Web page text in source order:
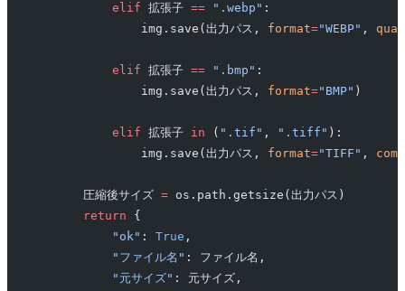
            elif
拡張子 == ".webp" :
                img.save(出力パス,
format="WEBP" ,
            elif
拡張子 == ".bmp" :
                img.save(出力パス,
format="BMP" )
            elif
拡張子 in ( ".tif" , ".tiff" ):
                img.save(出力パス,
format="TIFF" ,
        圧縮後サイズ
= os.path.getsize(出力パス)
        return
{
            "ok"
: True ,
            "ファイル名"
: ファイル名,
            "元サイズ"
: 元サイズ,